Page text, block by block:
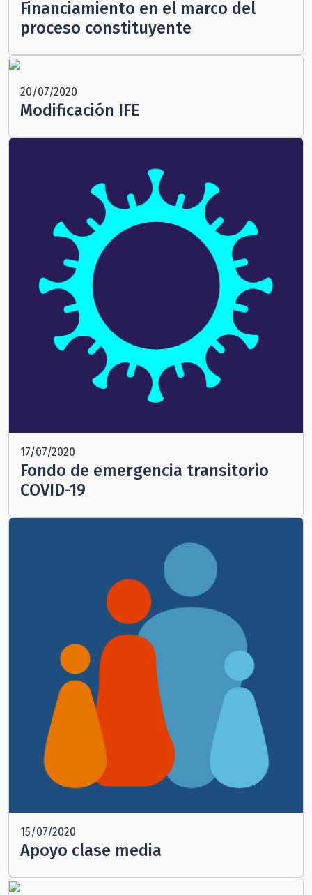
Financiamiento en el marco del
proceso constituyente
20/07/2020
Modificación IFE
17/07/2020
Fondo de emergencia transitorio
COVID-19
15/07/2020
Apoyo clase media